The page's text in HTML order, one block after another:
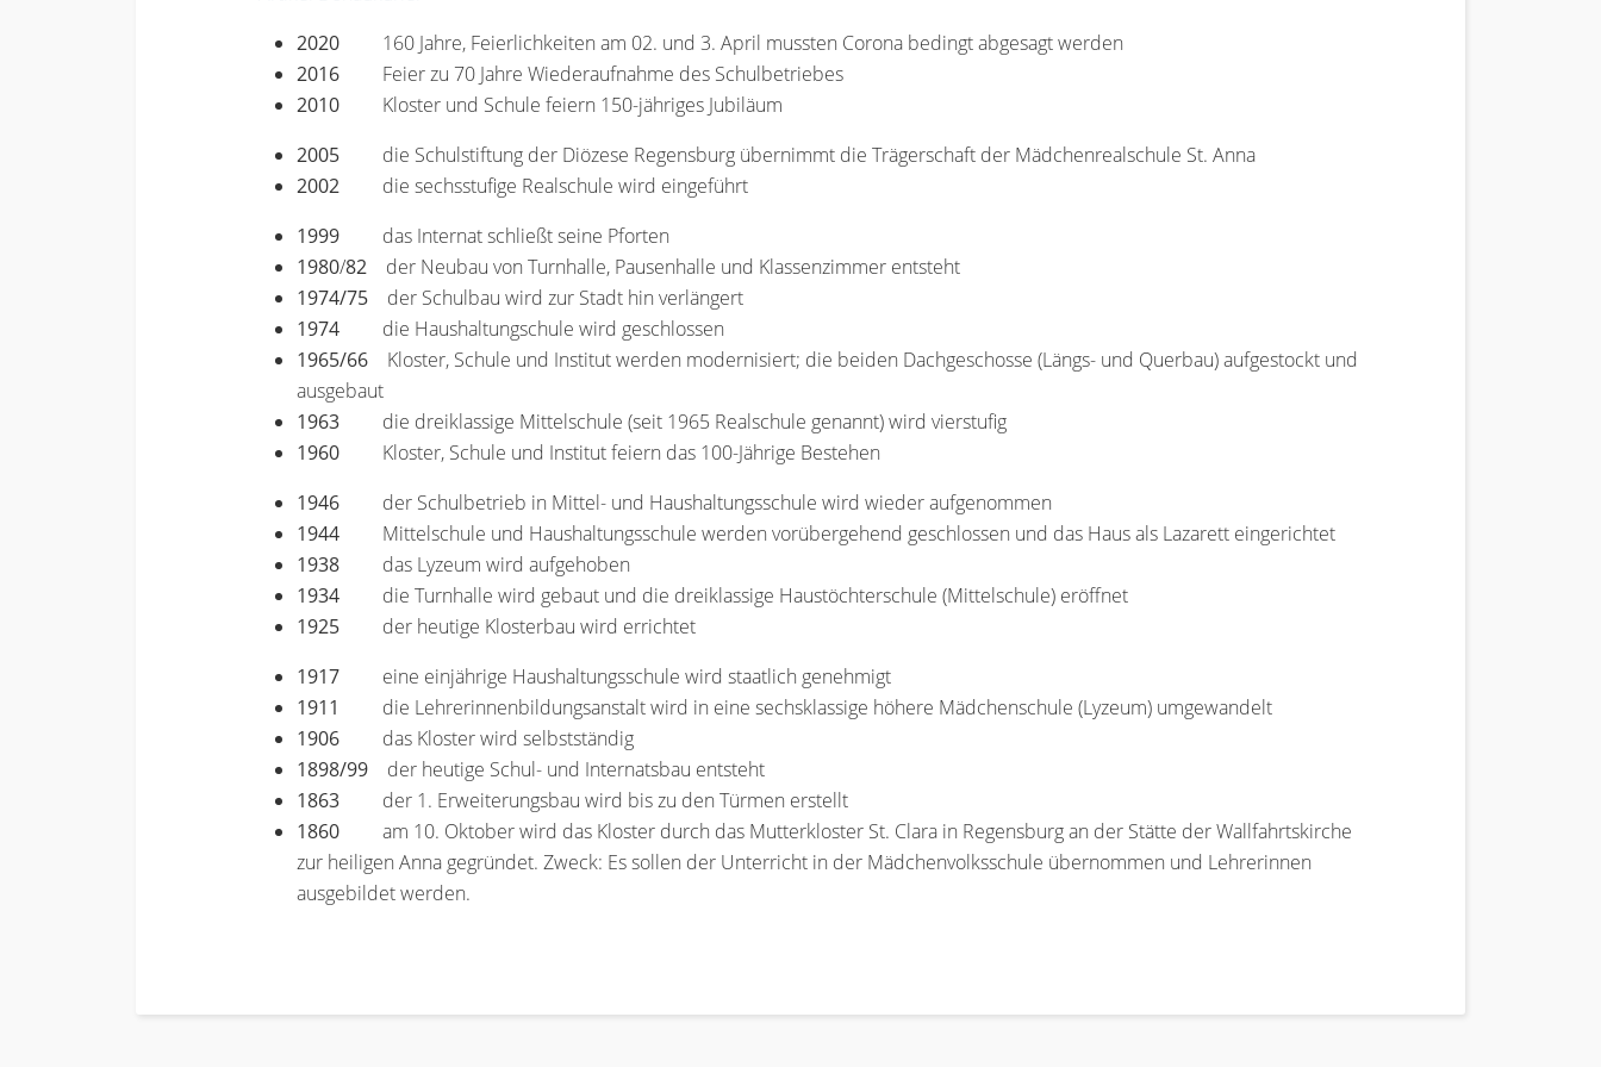
2020
160 Jahre, Feierlichkeiten am 02. und 3. April mussten Corona bedingt abgesagt werden
2016 Feier zu 70 Jahre Wiederaufnahme des Schulbetriebes
2010 Kloster und Schule feiern 150-jähriges Jubiläum
2005 die Schulstiftung der Diözese Regensburg übernimmt die Trägerschaft der Mädchenrealschule St. Anna
2002 die sechsstufige Realschule wird eingeführt
1999 das Internat schließt seine Pforten
1980/82 der Neubau von Turnhalle, Pausenhalle und Klassenzimmer entsteht
1974/75 der Schulbau wird zur Stadt hin verlängert
1974 die Haushaltungschule wird geschlossen
1965/66 Kloster, Schule und Institut werden modernisiert; die beiden Dachgeschosse (Längs- und Querbau) aufgestockt und
ausgebaut
1963 die dreiklassige Mittelschule (seit 1965 Realschule genannt) wird vierstufig
1960 Kloster, Schule und Institut feiern das 100-Jährige Bestehen
1946 der Schulbetrieb in Mittel- und Haushaltungsschule wird wieder aufgenommen
1944 Mittelschule und Haushaltungsschule werden vorübergehend geschlossen und das Haus als Lazarett eingerichtet
1938 das Lyzeum wird aufgehoben
1934 die Turnhalle wird gebaut und die dreiklassige Haustöchterschule (Mittelschule) eröffnet
1925 der heutige Klosterbau wird errichtet
1917 eine einjährige Haushaltungsschule wird staatlich genehmigt
1911 die Lehrerinnenbildungsanstalt wird in eine sechsklassige höhere Mädchenschule (Lyzeum) umgewandelt
1906 das Kloster wird selbstständig
1898/99 der heutige Schul- und Internatsbau entsteht
1863 der 1. Erweiterungsbau wird bis zu den Türmen erstellt
1860
am 10. Oktober wird das Kloster durch das Mutterkloster St. Clara in Regensburg an der Stätte der Wallfahrtskirche
zur heiligen Anna gegründet. Zweck: Es sollen der Unterricht in der Mädchenvolksschule übernommen und Lehrerinnen
ausgebildet werden.